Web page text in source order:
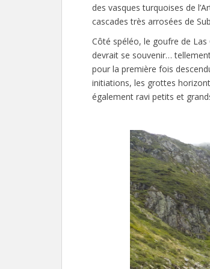
des vasques turquoises de
cascades très arrosées de
Côté spéléo, le goufre de
devrait se souvenir…
pour la première fois
initiations, les grottes
également ravi petits et